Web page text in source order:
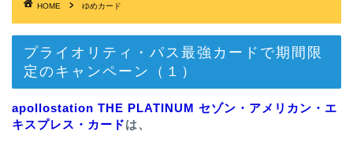
HOME ゆめカード
プライオリティ・パス最強カードで期間限
定のキャンペーン（１）
apollostation THE PLATINUM セゾン・アメリカン・エ
キスプレス・カードは、